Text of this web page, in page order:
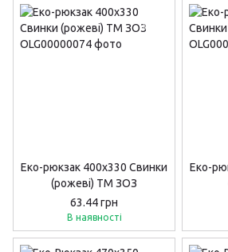
Еко-рюкзак 400х330 Свинки
(рожеві) ТМ ЗОЗ
63.44 грн
В наявності
Еко-